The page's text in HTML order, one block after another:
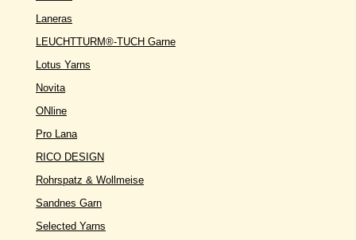
Laneras
LEUCHTTURM®-TUCH Garne
Lotus Yarns
Novita
ONline
Pro Lana
RICO DESIGN
Rohrspatz & Wollmeise
Sandnes Garn
Selected Yarns